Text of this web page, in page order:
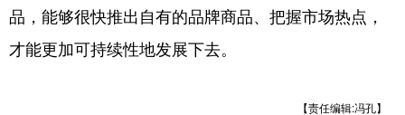
品，能够很快推出自有的品牌商品、把握市场热点，
才能更加可持续性地发展下去。
【责任编辑:冯孔】